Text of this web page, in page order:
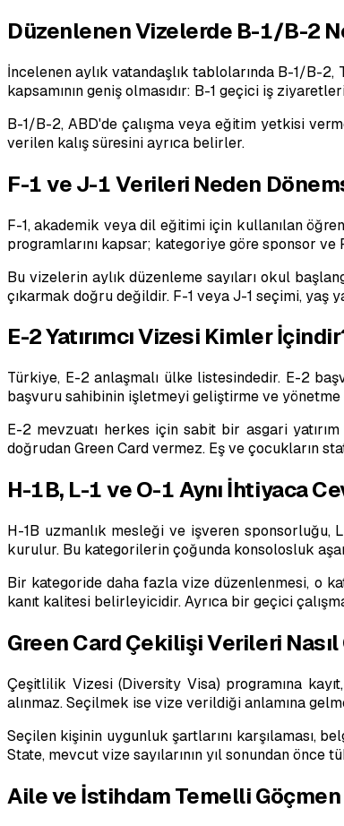
Düzenlenen Vizelerde B-1/B-2
İncelenen aylık vatandaşlık tablolarında B-1/B-
kapsamının geniş olmasıdır: B-1 geçici iş
B-1/B-2, ABD'de çalışma veya eğitim yetkisi
verilen kalış süresini ayrıca belirler.
F-1 ve J-1 Verileri Neden
F-1, akademik veya dil eğitimi için kullanılan
programlarını kapsar; kategoriye göre sponsor ve
Bu vizelerin aylık düzenleme sayıları okul
çıkarmak doğru değildir. F-1 veya J-1 seçimi, yaş
E-2 Yatırımcı Vizesi Kimler
Türkiye, E-2 anlaşmalı ülke listesindedir. E-2
başvuru sahibinin işletmeyi geliştirme ve yönetme
E-2 mevzuatı herkes için sabit bir asgari
doğrudan Green Card vermez. Eş ve çocukların
H-1B, L-1 ve O-1 Aynı İhtiyaca
H-1B uzmanlık mesleği ve işveren
kurulur. Bu kategorilerin çoğunda konsolosluk
Bir kategoride daha fazla vize düzenlenmesi, o
kanıt kalitesi belirleyicidir. Ayrıca bir geçici
Green Card Çekilişi Verileri Nasıl
Çeşitlilik Vizesi (Diversity Visa) programına
alınmaz. Seçilmek ise vize verildiği anlamına
Seçilen kişinin uygunluk şartlarını karşılaması,
State, mevcut vize sayılarının yıl sonundan önce
Aile ve İstihdam Temelli